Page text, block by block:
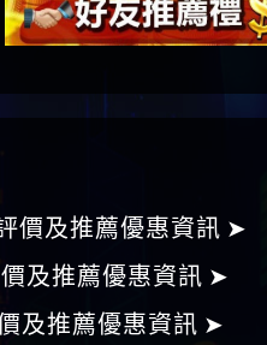
價及推薦優惠資訊 ➤
價及推薦優惠資訊 ➤
及推薦優惠資訊 ➤